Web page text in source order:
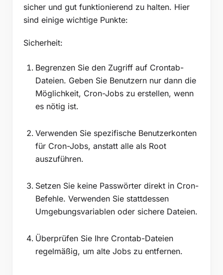
sicher und gut funktionierend zu halten. Hier
sind einige wichtige Punkte:
Sicherheit:
Begrenzen Sie den Zugriff auf Crontab-
Dateien. Geben Sie Benutzern nur dann die
Möglichkeit, Cron-Jobs zu erstellen, wenn
es nötig ist.
Verwenden Sie spezifische Benutzerkonten
für Cron-Jobs, anstatt alle als Root
auszuführen.
Setzen Sie keine Passwörter direkt in Cron-
Befehle. Verwenden Sie stattdessen
Umgebungsvariablen oder sichere Dateien.
Überprüfen Sie Ihre Crontab-Dateien
regelmäßig, um alte Jobs zu entfernen.